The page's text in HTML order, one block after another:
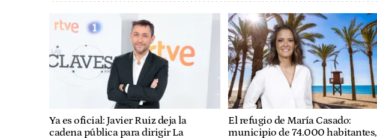
Ya es oficial: Javier Ruiz deja la
cadena pública para dirigir La
El refugio de María Casado:
municipio de 74.000 habitantes,